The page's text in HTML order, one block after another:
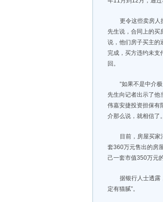
更令这些卖房人
先生说，合同上的买
说，他们房子买主的
完成，买方违约未支
回。
“如果不是中介
先生向记者出示了他
伟嘉安捷投资担保有
介那么说，就相信了
目前，房屋买
套360万元售出的房
己一套市值350万元
据银行人士透露
定有猫腻”。